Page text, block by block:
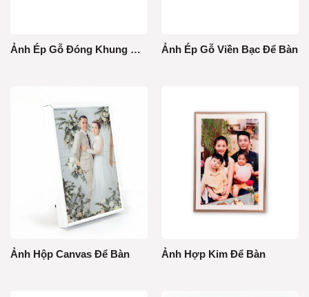
Ảnh Ép Gỗ Đóng Khung Để Bàn Ảnh Ép Gỗ Viền Bạc Để Bàn
Ảnh Hộp Canvas Để Bàn Ảnh Hợp Kim Để Bàn